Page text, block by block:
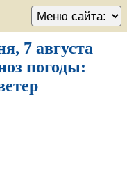
7 августа
погоды: